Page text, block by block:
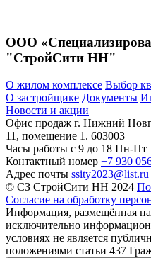
ООО
"СтройСити НН"
О жилом комплексе Выбор
О застройщике Документы
Новости и акции
Офис продаж г. Нижний
11, помещение 1. 603003
Часы работы c 9 до 18 Пн-Пт
Контактный номер +7 930
Адрес почты ssity2023@list.ru
© СЗ СтройСити НН 2024
Согласие на обработку
Информация, размещённая
исключительно
условиях не является
положениями статьи 437